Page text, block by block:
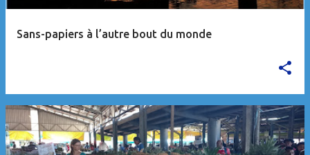
Sans-papiers à l’autre bout du monde